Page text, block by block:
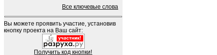
Все ключевые слова
Вы можете проявить участие, установив
кнопку проекта на Ваш сайт:
Получить код кнопки!